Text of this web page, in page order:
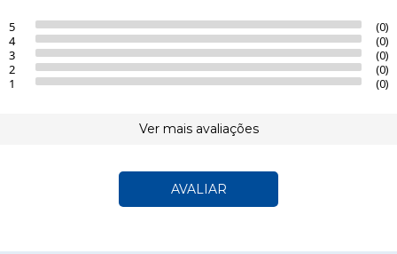
5
(0)
4
(0)
3
(0)
2
(0)
1
(0)
Ver mais avaliações
AVALIAR